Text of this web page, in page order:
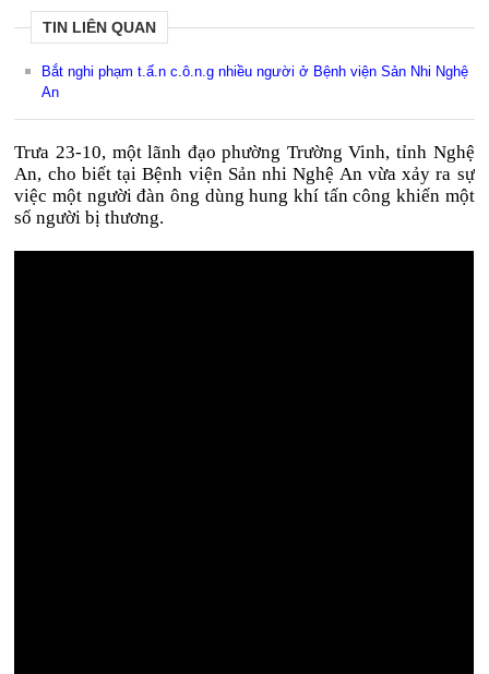
TIN LIÊN QUAN
Bắt nghi phạm t.ấ.n c.ô.n.g nhiều người ở Bệnh viện Sản Nhi Nghệ
An
Trưa 23-10, một lãnh đạo phường Trường Vinh, tỉnh Nghệ
An, cho biết tại Bệnh viện Sản nhi Nghệ An vừa xảy ra sự
việc một người đàn ông dùng hung khí tấn công khiến một
số người bị thương.